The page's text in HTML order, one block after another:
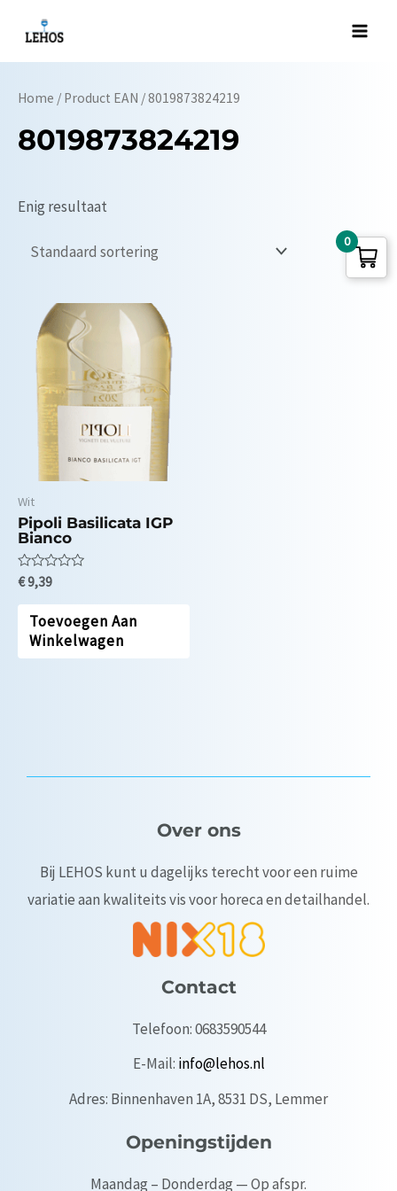
naar
de
inhoud
Home / Product EAN / 8019873824219
8019873824219
Enig resultaat
Wit
Pipoli Basilicata IGP
Bianco
Waardering
0
uit
€9,39
Toevoegen Aan
Winkelwagen
Over ons
Bij LEHOS kunt u dagelijks terecht voor een ruime
variatie aan kwaliteits vis voor horeca en detailhandel.
Contact
Telefoon: 0683590544
E-Mail: info@lehos.nl
Adres: Binnenhaven 1A, 8531 DS, Lemmer
Openingstijden
Maandag – Donderdag — Op afspr.
0